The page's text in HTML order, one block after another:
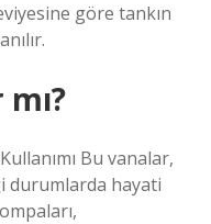
göre tankın
Bu vanalar,
durumlarda hayati